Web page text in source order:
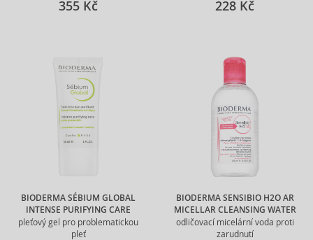
355 Kč 228 Kč
BIODERMA SÉBIUM GLOBAL
INTENSE PURIFYING CARE
pleťový gel pro problematickou
pleť
BIODERMA SENSIBIO H2O AR
MICELLAR CLEANSING WATER
odličovací micelární voda proti
zarudnutí